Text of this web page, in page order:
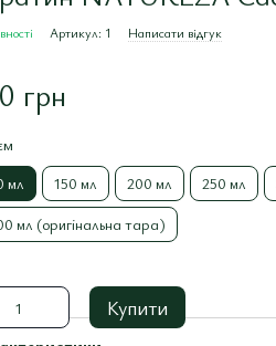
Артикул: 1 Написати відгук
грн
мл 150 мл 200 мл 250 мл
мл (оригінальна тара)
Купити